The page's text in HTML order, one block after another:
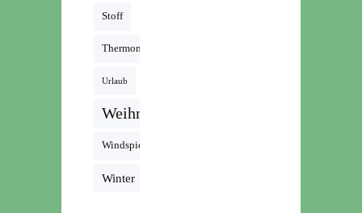
Stoff
Thermomix
Urlaub
Weihnachten
Windspiel
Winter